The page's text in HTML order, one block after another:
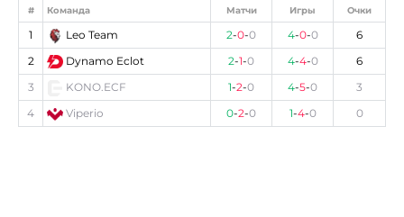
# Команда Матчи Игры Очки
1 Leo Team 2-0-0 4-0-0
6
2
Dynamo Eclot 2-1-0 4-4-0
6
3
KONO.ECF 1-2-0 4-5-0
3
4
Viperio 0-2-0 1-4-0 0